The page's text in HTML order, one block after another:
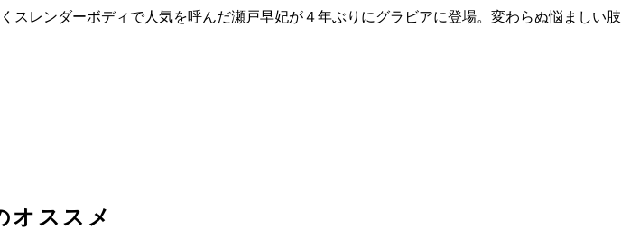
レンダーボディで人気を呼んだ瀬戸早妃が４年ぶりにグラビアに登場。変わらぬ悩ましい肢
オススメ